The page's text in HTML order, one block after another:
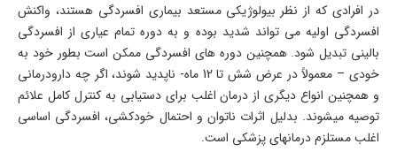
در افرادی که از نظر بیولوژیکی مستعد بیماری افسردگی هستند، واکنش
افسردگی اولیه می تواند شدید بوده و به دوره تمام عیاری از افسردگی
بالینی تبدیل شود. همچنین دوره های افسردگی ممکن است بطور خود به
خودی – معمولاً در عرض شش تا 12 ماه- ناپدید شوند، اگر چه دارودرمانی
و همچنین انواع دیگری از درمان اغلب برای دستیابی به کنترل کامل علائم
توصیه میشوند. بدلیل اثرات ناتوان و احتمال خودکشی، افسردگی اساسی
اغلب مستلزم درمانهای پزشکی است.